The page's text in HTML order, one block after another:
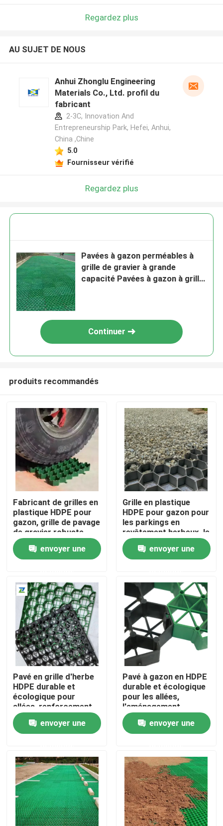
Aperçu
Vidéos
VR Show
A propos de nous
Visite d'usine
Contrôle de la qualité
Contact
Demande de soumission
Géotextile Geogrid
Regardez plus
AU SUJET DE NOUS
Anhui Zhonglu Engineering
Materials Co., Ltd. profil du
fabricant
2-3C, Innovation And
Entrepreneurship Park, Hefei, Anhui,
China ,Chine
5.0
Fournisseur vérifié
Regardez plus
Pavées à gazon perméables à
grille de gravier à grande
capacité Pavées à gazon à grille
Continuer
produits recommandés
Fabricant de grilles en
plastique HDPE pour
gazon, grille de pavage
de gravier robuste
pour allées, aires de
stationnement et
renforcement du sol
envoyer une
Grille en plastique
HDPE pour gazon pour
les parkings en
revêtement herbeux, le
contrôle de l'érosion
des pentes, la
stabilisation des sols,
l'aménagement
paysager Grille en
plastique pour gazon
envoyer une
Pavé en grille d'herbe
HDPE durable et
écologique pour
allées, renforcement
de pelouse,
aménagement
paysager de jardin et
gravier de parking
envoyer une
Pavé à gazon en HDPE
durable et écologique
pour les allées,
l'aménagement
paysager des jardins,
le renforcement du
gazon et la
gravier des parkings
envoyer une